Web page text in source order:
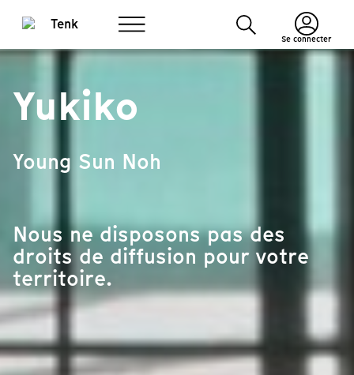
Se connecter
Yukiko
Young Sun Noh
Nous ne disposons pas des
droits de diffusion pour votre
territoire.